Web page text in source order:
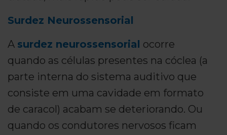
Surdez Neurossensorial
A surdez neurossensorial ocorre
quando as células presentes na cóclea (a
parte interna do sistema auditivo que
consiste em uma cavidade em formato
de caracol) acabam se deteriorando. Ou
quando os condutores nervosos ficam